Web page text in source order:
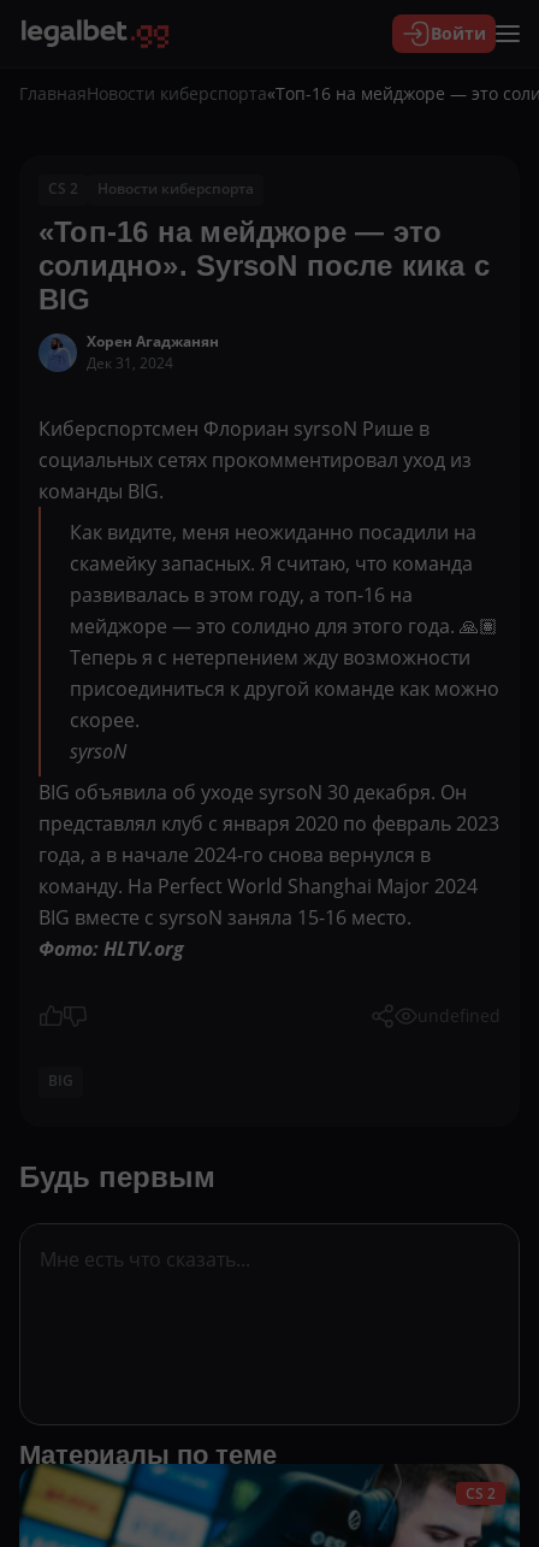
Войти
ГлавнаяНовости киберспорта«Топ-16 на мейджоре — это
CS 2 Новости киберспорта
«Топ-16 на мейджоре — это
солидно». SyrsoN после кика с
BIG
Хорен Агаджанян
Дек 31, 2024
Киберспортсмен Флориан syrsoN Рише в
социальных сетях прокомментировал уход из
команды BIG.
Как видите, меня неожиданно посадили на
скамейку запасных. Я считаю, что команда
развивалась в этом году, а топ-16 на
мейджоре — это солидно для этого года. 🙏🏽
Теперь я с нетерпением жду возможности
присоединиться к другой команде как можно
скорее.
syrsoN
BIG объявила об уходе syrsoN 30 декабря. Он
представлял клуб с января 2020 по февраль 2023
года, а в начале 2024-го снова вернулся в
команду. На Perfect World Shanghai Major 2024
BIG вместе с syrsoN заняла 15-16 место.
Фото: HLTV.org
undefined
BIG
Будь первым
Материалы по теме
CS 2